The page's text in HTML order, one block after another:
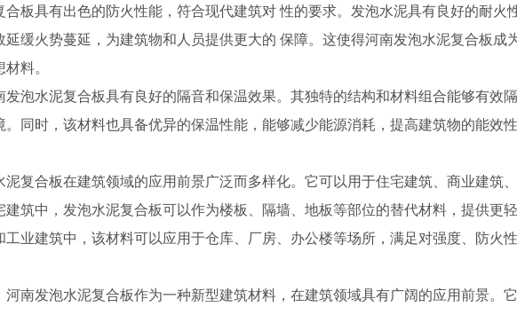
河南钢骨架膨石轻型板厂家 河南钢边框保温隔热轻型板厂家 河
合板具有出色的防火性能，符合现代建筑对 性的要求。发泡水泥具有良好的耐火
延缓火势蔓延，为建筑物和人员提供更大的 保障。这使得河南发泡水泥复合板成
料。
发泡水泥复合板具有良好的隔音和保温效果。其独特的结构和材料组合能够有效
。同时，该材料也具备优异的保温性能，能够减少能源消耗，提高建筑物的能效
泥复合板在建筑领域的应用前景广泛而多样化。它可以用于住宅建筑、商业建筑
建筑中，发泡水泥复合板可以作为楼板、隔墙、地板等部位的替代材料，提供更
工业建筑中，该材料可以应用于仓库、厂房、办公楼等场所，满足对强度、防火
河南发泡水泥复合板作为一种新型建筑材料，在建筑领域具有广阔的应用前景。